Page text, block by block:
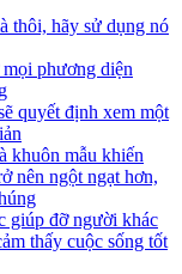
thôi, hãy sử dụng nó
phương diện
quyết định xem một
khuôn mẫu khiến
nên ngột ngạt hơn,
giúp đỡ người khác
thấy cuộc sống tốt